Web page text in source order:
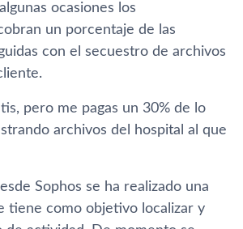
ocasiones los
un porcentaje de las
con el secuestro de archivos
pero me pagas un 30% de lo
archivos del hospital al que
Sophos se ha realizado una
tiene como objetivo localizar y